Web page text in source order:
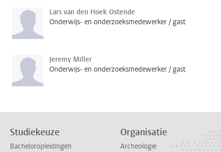
Lars van den Hoek Ostende
Onderwijs- en onderzoeksmedewerker / gast
Jeremy Miller
Onderwijs- en onderzoeksmedewerker / gast
Studiekeuze
Bacheloropleidingen
Organisatie
Archeologie